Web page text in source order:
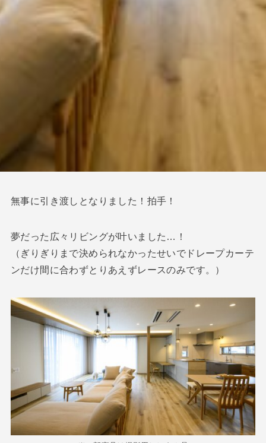
無事に引き渡しとなりました！拍手！
夢だった広々リビングが叶いました…！
（ぎりぎりまで決められなかったせいでドレープカーテ
ンだけ間に合わずとりあえずレースのみです。）